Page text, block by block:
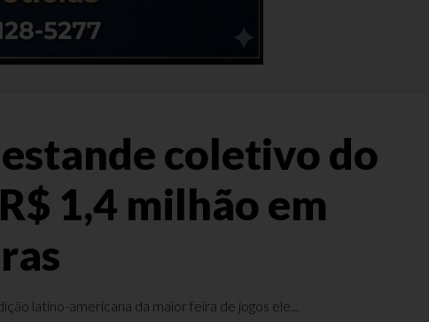
coletivo do
1,4 milhão em
latino-americana da maior feira de jogos ele...